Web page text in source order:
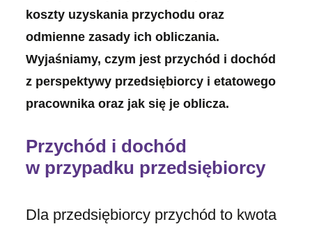
koszty uzyskania przychodu oraz
odmienne zasady ich obliczania.
Wyjaśniamy, czym jest przychód i dochód
z perspektywy przedsiębiorcy i etatowego
pracownika oraz jak się je oblicza.
Przychód i dochód
w przypadku przedsiębiorcy
Dla przedsiębiorcy przychód to kwota